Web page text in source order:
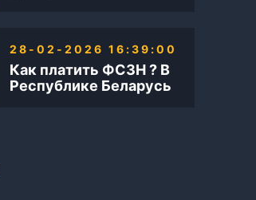
Как платить ФСЗН ? В
Республике Беларусь
28-02-2026 16:39:00